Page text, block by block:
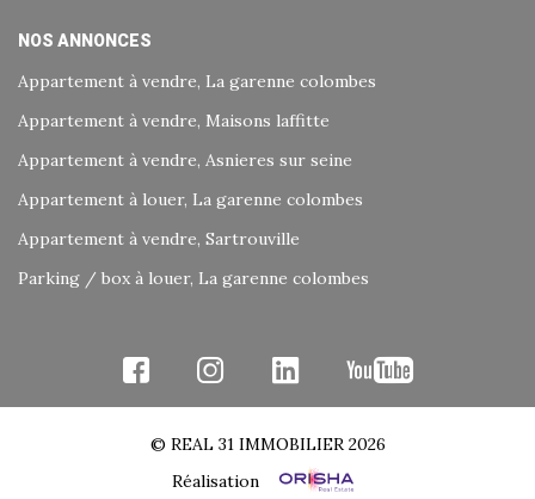
NOS ANNONCES
Appartement à vendre, La garenne colombes
Appartement à vendre, Maisons laffitte
Appartement à vendre, Asnieres sur seine
Appartement à louer, La garenne colombes
Appartement à vendre, Sartrouville
Parking / box à louer, La garenne colombes
© REAL 31 IMMOBILIER 2026
Réalisation